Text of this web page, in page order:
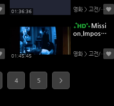
01:36:36
디.로맨스.BD
Rip 1080p영화 > 고전/명작
01:45:45
Missi
on.Impossib
쎤 임파써블
1).REMAST
영화 > 고전/명작
4 5 >